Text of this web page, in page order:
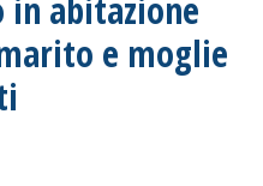
in abitazione
e moglie